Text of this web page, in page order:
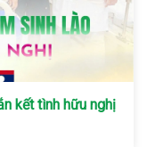
kết tình hữu nghị